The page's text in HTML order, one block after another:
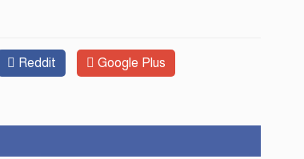
Reddit Google Plus